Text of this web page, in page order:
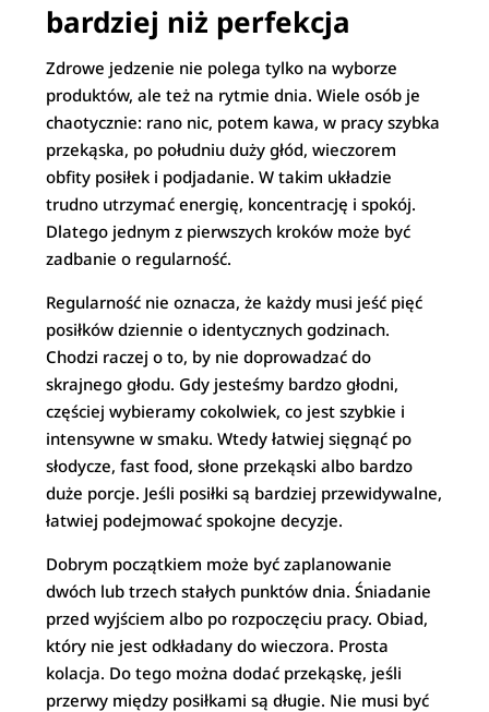
bardziej niż perfekcja
Zdrowe jedzenie nie polega tylko na wyborze
produktów, ale też na rytmie dnia. Wiele osób je
chaotycznie: rano nic, potem kawa, w pracy szybka
przekąska, po południu duży głód, wieczorem
obfity posiłek i podjadanie. W takim układzie
trudno utrzymać energię, koncentrację i spokój.
Dlatego jednym z pierwszych kroków może być
zadbanie o regularność.
Regularność nie oznacza, że każdy musi jeść pięć
posiłków dziennie o identycznych godzinach.
Chodzi raczej o to, by nie doprowadzać do
skrajnego głodu. Gdy jesteśmy bardzo głodni,
częściej wybieramy cokolwiek, co jest szybkie i
intensywne w smaku. Wtedy łatwiej sięgnąć po
słodycze, fast food, słone przekąski albo bardzo
duże porcje. Jeśli posiłki są bardziej przewidywalne,
łatwiej podejmować spokojne decyzje.
Dobrym początkiem może być zaplanowanie
dwóch lub trzech stałych punktów dnia. Śniadanie
przed wyjściem albo po rozpoczęciu pracy. Obiad,
który nie jest odkładany do wieczora. Prosta
kolacja. Do tego można dodać przekąskę, jeśli
przerwy między posiłkami są długie. Nie musi być